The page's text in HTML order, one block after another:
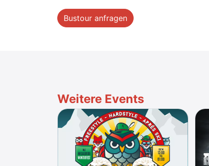
Bustour anfragen
Weitere Events